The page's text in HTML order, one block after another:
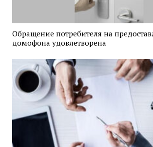
Обращение потребителя на
домофона удовлетворена